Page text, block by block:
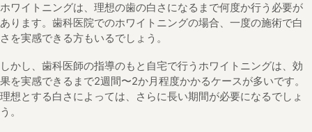
ホワイトニングは、理想の歯の白さになるまで何度か行う必要が
あります。歯科医院でのホワイトニングの場合、一度の施術で白
さを実感できる方もいるでしょう。
しかし、歯科医師の指導のもと自宅で行うホワイトニングは、効
果を実感できるまで2週間〜2か月程度かかるケースが多いです。
理想とする白さによっては、さらに長い期間が必要になるでしょ
う。